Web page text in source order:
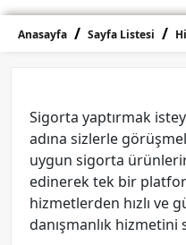
Anasayfa Sayfa Listesi
Sigorta yaptırmak
adına sizlerle
uygun sigorta
edinerek tek bir
hizmetlerden hızlı ve
danışmanlık